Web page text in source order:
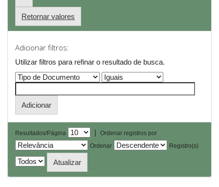
Retornar valores
Adicionar filtros:
Utilizar filtros para refinar o resultado de busca.
Resultados/Página |
Ordenar registros por
Ordenar
Registro(s)